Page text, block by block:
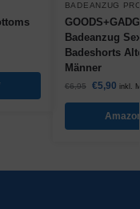
BADEANZUG
Badeanzug
Badeshorts
Männer
€6,95 €5,90 inkl.